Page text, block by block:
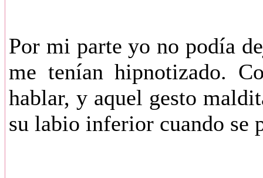
Por mi parte yo no podía
me tenían hipnotizado.
hablar, y aquel gesto
su labio inferior cuando se